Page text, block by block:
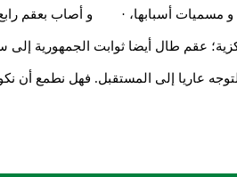
و مسميات أسبابها، · و أصاب بعقم
عقم طال أيضا ثوابت الجمهورية
عاريا إلى المستقبل. فهل نطمع أن